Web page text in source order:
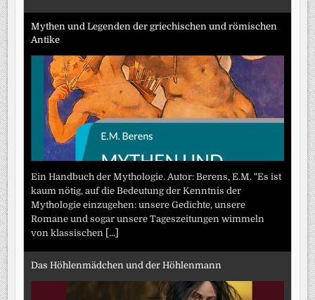
Mythen und Legenden der griechischen und römischen
Antike
Ein Handbuch der Mythologie. Autor: Berens, E.M. "Es ist
kaum nötig, auf die Bedeutung der Kenntnis der
Mythologie einzugehen: unsere Gedichte, unsere
Romane und sogar unsere Tageszeitungen wimmeln
von klassischen [...]
Das Höhlenmädchen und der Höhlenmann